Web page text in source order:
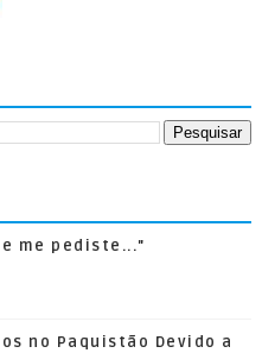
me pediste..."
no Paquistão Devido a